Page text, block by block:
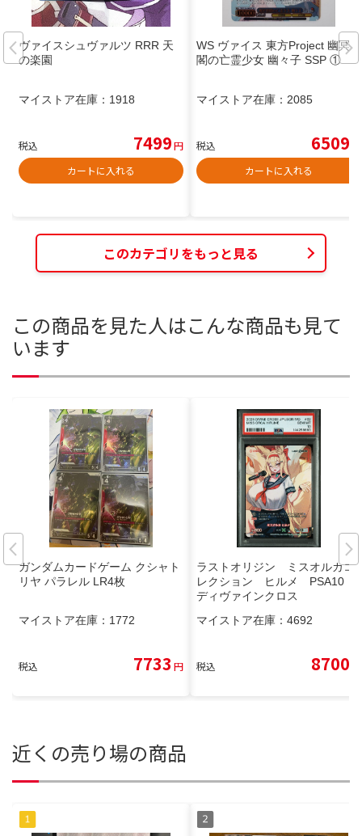
ヴァイスシュヴァルツ RRR 天
の楽園
マイストア在庫： 1918
税込 7499円
カートに入れる
WS ヴァイス 東方Project 幽冥楼
閣の亡霊少女 幽々子 SSP ①
マイストア在庫： 2085
税込 6509
カートに入れる
このカテゴリをもっと見る
この商品を見た人はこんな商品も見て
います
ガンダムカードゲーム クシャト
リヤ パラレル LR4枚
マイストア在庫： 1772
税込 7733 円
ラストオリジン ミスオルカコ
レクション ヒルメ PSA10
ディヴァインクロス
マイストア在庫： 4692
税込 8700
近くの売り場の商品